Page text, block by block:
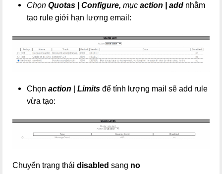
Chọn Quotas | Configure, mục action | add nhằm
tạo rule giới hạn lượng email:
Chọn action Limits để tính lượng mail sẽ add rule
vừa tạo:
Chuyển trạng thái disabled sang no